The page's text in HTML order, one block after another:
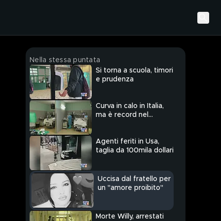
Nella stessa puntata
Si torna a scuola, timori
e prudenza
Curva in calo in Italia,
ma è record nel
Agenti feriti in Usa,
taglia da 100mila dollari
Uccisa dal fratello per
un "amore proibito"
Morte Willy, arrestati